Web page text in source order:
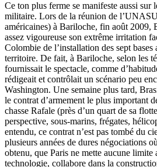
Ce ton plus ferme se manifeste aussi sur
militaire. Lors de la réunion de
américaines) à Bariloche, fin août 2009,
assez vigoureuse son extrême irritation
Colombie de l’installation des sept bases
territoire. De fait, à Bariloche, selon les
fournissait le spectacle, comme
rédigeait et contrôlait un scénario peu
Washington. Une semaine plus tard,
le contrat d’armement le plus important
chasse Rafale (près d’un quart de sa
perspective, sous-marins, frégates,
entendu, ce contrat n’est pas tombé du
plusieurs années de dures négociations
obtenu, que Paris ne mette aucune limite
technologie, collabore dans la